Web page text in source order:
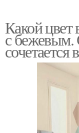
Бежево-
интерьер
Бежевый
Какой цвет
с бежевым.
сочетается